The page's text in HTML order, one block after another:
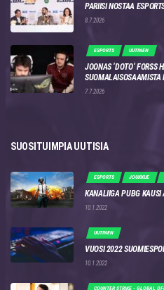
PARIISI NOSTAA
8.7.2026
ESPORTS UUTINEN
JOONAS ‘DOTO’
7.7.2026
SUOSITUIMPIA UUTISIA
ESPORTS JOUKKUE
KANALIIGA PUBG KAUSI
10.1.2022
UUTINEN
VUOSI 2022
10.1.2022
COUNTER STRIKE - GLOBAL